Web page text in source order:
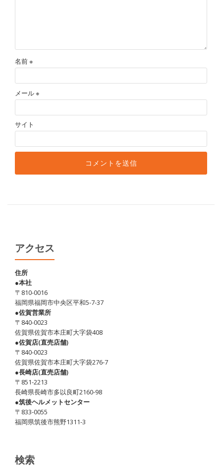
名前※
メール※
サイト
アクセス
住所
●本社
〒810-0016
福岡県福岡市中央区平和5-7-37
●佐賀営業所
〒840-0023
佐賀県佐賀市本庄町大字袋408
●佐賀店(直売店舗)
〒840-0023
佐賀県佐賀市本庄町大字袋276-7
●長崎店(直売店舗)
〒851-2213
長崎県長崎市多以良町2160-98
●筑後ヘルメットセンター
〒833-0055
福岡県筑後市熊野1311-3
検索